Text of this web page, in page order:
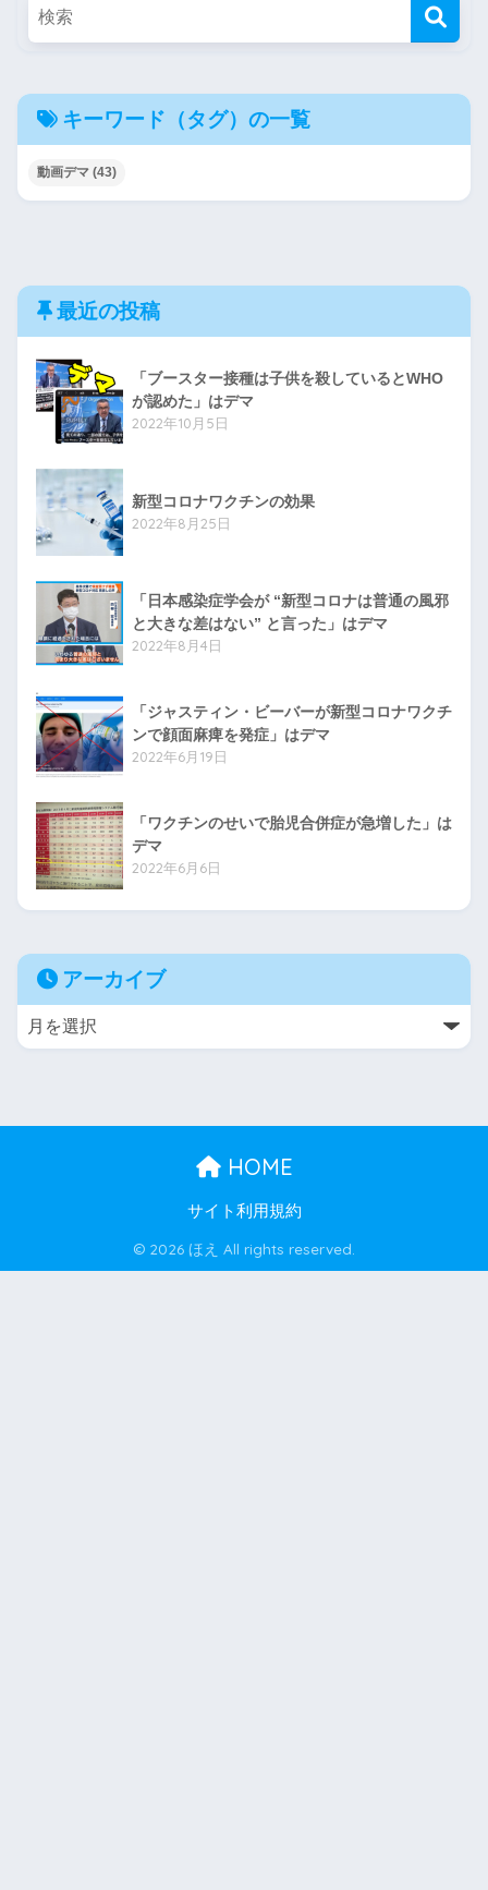
キーワード（タグ）の一覧
動画デマ (43)
最近の投稿
「ブースター接種は子供を殺しているとWHO
が認めた」はデマ
2022年10月5日
新型コロナワクチンの効果
2022年8月25日
「日本感染症学会が “新型コロナは普通の風邪
と大きな差はない” と言った」はデマ
2022年8月4日
「ジャスティン・ビーバーが新型コロナワクチ
ンで顔面麻痺を発症」はデマ
2022年6月19日
「ワクチンのせいで胎児合併症が急増した」は
デマ
2022年6月6日
アーカイブ
HOME
サイト利用規約
© 2026 ほえ All rights reserved.